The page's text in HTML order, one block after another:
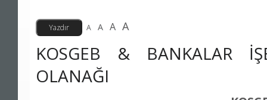
A A A A
KOSGEB & BANKALAR
OLANAĞI